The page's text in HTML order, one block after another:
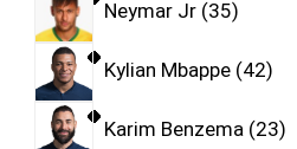
Neymar Jr 35
Kylian Mbappe 42
Karim Benzema 23